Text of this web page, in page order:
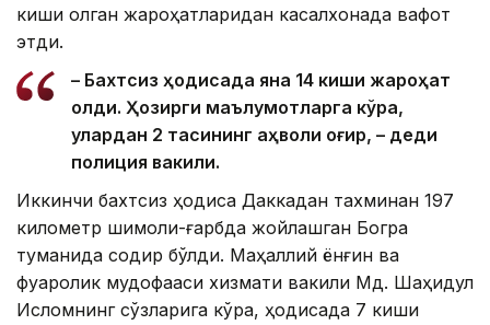
киши олган жароҳатларидан касалхонада вафот
этди.
– Бахтсиз ҳодисада яна 14 киши жароҳат
олди. Ҳозирги маълумотларга кўра,
улардан 2 тасининг аҳволи оғир, – деди
полиция вакили.
Иккинчи бахтсиз ҳодиса Даккадан тахминан 197
километр шимоли-ғарбда жойлашган Богра
туманида содир бўлди. Маҳаллий ёнғин ва
фуқаролик мудофааси хизмати вакили Мд. Шаҳидул
Исломнинг сўзларига кўра, ҳодисада 7 киши